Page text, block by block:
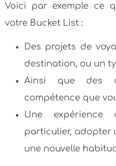
Voici par exemple ce
votre Bucket List :
Des projets de
destination, ou un
Ainsi que des
compétence que
Une
particulier, adopter
une nouvelle